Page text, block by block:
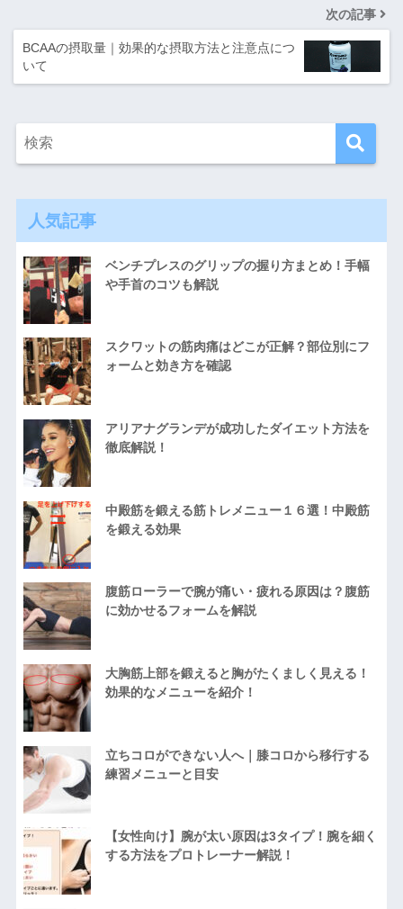
次の記事
BCAAの摂取量｜効果的な摂取方法と注意点につ
いて
人気記事
ベンチプレスのグリップの握り方まとめ！手幅
や手首のコツも解説
スクワットの筋肉痛はどこが正解？部位別にフ
ォームと効き方を確認
アリアナグランデが成功したダイエット方法を
徹底解説！
中殿筋を鍛える筋トレメニュー１６選！中殿筋
を鍛える効果
腹筋ローラーで腕が痛い・疲れる原因は？腹筋
に効かせるフォームを解説
大胸筋上部を鍛えると胸がたくましく見える！
効果的なメニューを紹介！
立ちコロができない人へ｜膝コロから移行する
練習メニューと目安
【女性向け】腕が太い原因は3タイプ！腕を細く
する方法をプロトレーナー解説！